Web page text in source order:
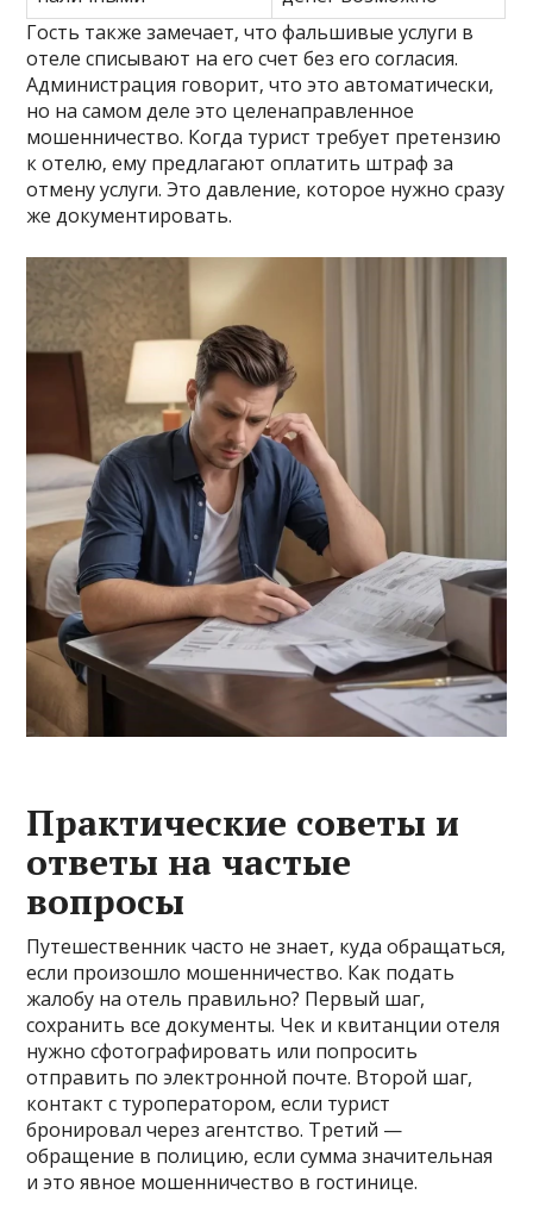
Гость также замечает‚ что фальшивые услуги в
отеле списывают на его счет без его согласия.
Администрация говорит‚ что это автоматически‚
но на самом деле это целенаправленное
мошенничество. Когда турист требует претензию
к отелю‚ ему предлагают оплатить штраф за
отмену услуги. Это давление‚ которое нужно сразу
же документировать.
Практические советы и
ответы на частые
вопросы
Путешественник часто не знает‚ куда обращаться‚
если произошло мошенничество. Как подать
жалобу на отель правильно? Первый шаг,
сохранить все документы. Чек и квитанции отеля
нужно сфотографировать или попросить
отправить по электронной почте. Второй шаг,
контакт с туроператором‚ если турист
бронировал через агентство. Третий —
обращение в полицию‚ если сумма значительная
и это явное мошенничество в гостинице.